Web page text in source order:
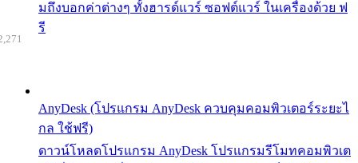
มถึงบอกค่าต่างๆ ทั้งฮารด์แวร์ ซอฟต์แวร์ ในเครื่องด้วย ฟ
รี
AnyDesk (โปรแกรม AnyDesk ควบคุมคอมพิวเตอร์ระยะไ
กล ใช้ฟรี)
ดาวน์โหลดโปรแกรม AnyDesk โปรแกรมรีโมทคอมพิวเต